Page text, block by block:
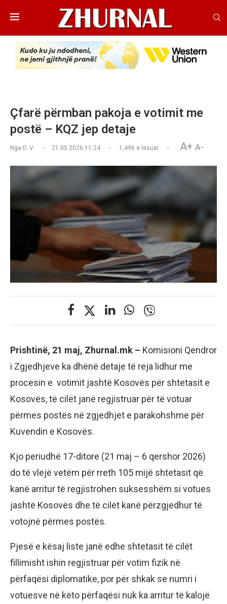
Çfarë përmban pakoja e votimit me
postë – KQZ jep detaje
Nga D. V. 21.05.2026 11:24 1,496 e lexuar A+ A-
Prishtinë, 21 maj, Zhurnal.mk – Komisioni Qendror
i Zgjedhjeve ka dhënë detaje të reja lidhur me
procesin e votimit jashtë Kosovës për shtetasit e
Kosovës, të cilët janë regjistruar për të votuar
përmes postës në zgjedhjet e parakohshme për
Kuvendin e Kosovës.
Kjo periudhë 17-ditore (21 maj – 6 qershor 2026)
do të vlejë vetëm për rreth 105 mijë shtetasit që
kanë arritur të regjistrohen suksesshëm si votues
jashtë Kosovës dhe të cilët kanë përzgjedhur të
votojnë përmes postës.
Pjesë e kësaj liste janë edhe shtetasit të cilët
fillimisht ishin regjistruar për votim fizik në
përfaqësi diplomatike, por për shkak se numri i
votuesve në këto përfaqësi nuk ka arritur të kalojë